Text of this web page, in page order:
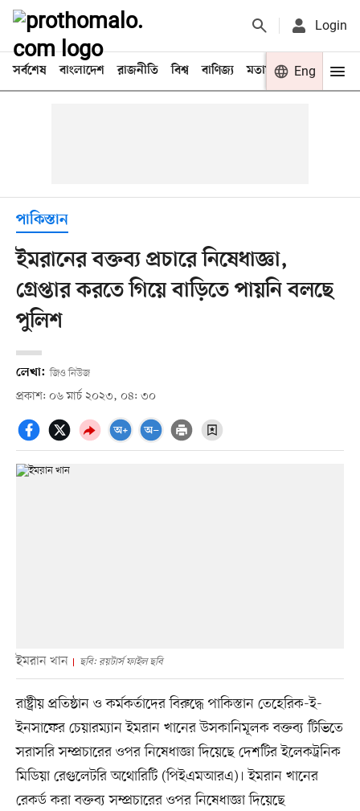
Login
সর্বশেষ বাংলাদেশ রাজনীতি বিশ্ব বাণিজ্য মতামত খেলা
Eng
পাকিস্তান
ইমরানের বক্তব্য প্রচারে নিষেধাজ্ঞা,
গ্রেপ্তার করতে গিয়ে বাড়িতে পায়নি বলছে
পুলিশ
লেখা: জিও নিউজ
প্রকাশ: ০৬ মার্চ ২০২৩, ০৪: ৩০
ইমরান খান ছবি: রয়টার্স ফাইল ছবি
রাষ্ট্রীয় প্রতিষ্ঠান ও কর্মকর্তাদের বিরুদ্ধে পাকিস্তান তেহেরিক-ই-
ইনসাফের চেয়ারম্যান ইমরান খানের উসকানিমূলক বক্তব্য টিভিতে
সরাসরি সম্প্রচারের ওপর নিষেধাজ্ঞা দিয়েছে দেশটির ইলেকট্রনিক
মিডিয়া রেগুলেটরি অথোরিটি (পিইএমআরএ)। ইমরান খানের
রেকর্ড করা বক্তব্য সম্প্রচারের ওপর নিষেধাজ্ঞা দিয়েছে